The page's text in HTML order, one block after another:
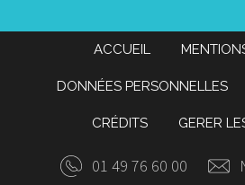
ACCUEIL
DONNÉES PERSONNELLES
CRÉDITS GERER
01 49 76 60 00